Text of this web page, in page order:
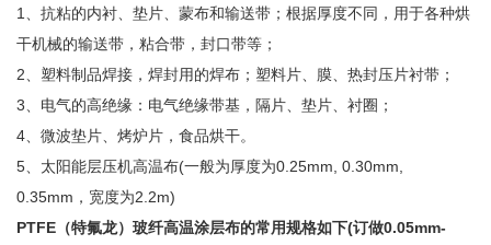
1、抗粘的内衬、垫片、蒙布和输送带；根据厚度不同，用于各种烘
干机械的输送带，粘合带，封口带等；
2、塑料制品焊接，焊封用的焊布；塑料片、膜、热封压片衬带；
3、电气的高绝缘：电气绝缘带基，隔片、垫片、衬圈；
4、微波垫片、烤炉片，食品烘干。
5、太阳能层压机高温布(一般为厚度为0.25mm, 0.30mm,
0.35mm，宽度为2.2m)
PTFE（特氟龙）玻纤高温涂层布的常用规格如下(订做0.05mm-